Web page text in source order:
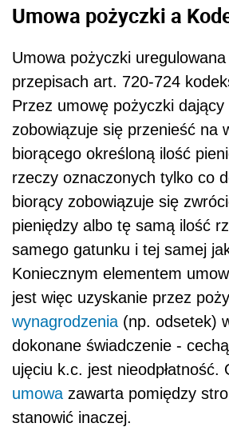
Umowa pożyczki a
Umowa pożyczki
przepisach art. 720-724
Przez umowę pożyczki
zobowiązuje się przenieść na
biorącego określoną ilość
rzeczy oznaczonych tylko co
biorący zobowiązuje się
pieniędzy albo tę samą ilość
samego gatunku i tej samej
Koniecznym elementem
jest więc uzyskanie przez
wynagrodzenia (np. odsetek)
dokonane świadczenie -
ujęciu k.c. jest nieodpłatność.
umowa zawarta pomiędzy
stanowić inaczej.